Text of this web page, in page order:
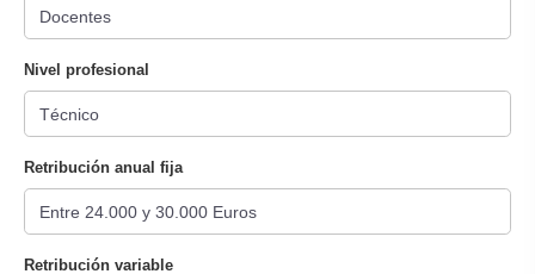
Nivel profesional
Retribución anual fija
Retribución variable